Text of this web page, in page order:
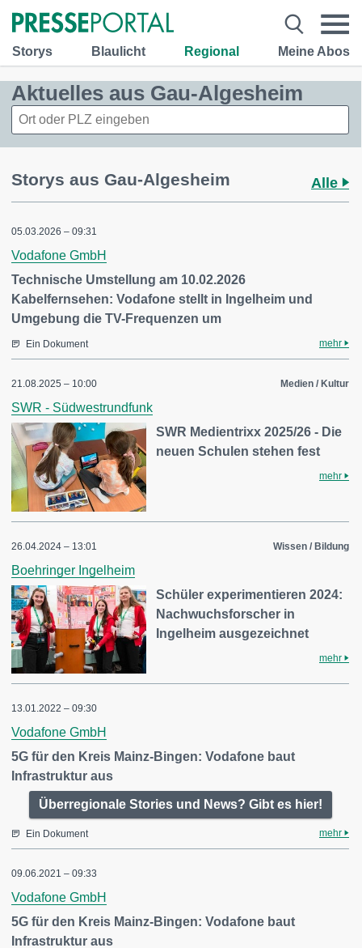
Storys Blaulicht Regional Meine Abos
Aktuelles aus Gau-Algesheim
Storys aus Gau-Algesheim Alle
05.03.2026 – 09:31
Vodafone GmbH
Technische Umstellung am 10.02.2026
Kabelfernsehen: Vodafone stellt in Ingelheim und
Umgebung die TV-Frequenzen um
Ein Dokument mehr
21.08.2025 – 10:00 Medien / Kultur
SWR - Südwestrundfunk
SWR Medientrixx 2025/26 - Die
neuen Schulen stehen fest
mehr
26.04.2024 – 13:01 Wissen / Bildung
Boehringer Ingelheim
Schüler experimentieren 2024:
Nachwuchsforscher in
Ingelheim ausgezeichnet
mehr
13.01.2022 – 09:30
Vodafone GmbH
5G für den Kreis Mainz-Bingen: Vodafone baut
Infrastruktur aus
Überregionale Stories und News? Gibt es hier!
Ein Dokument mehr
09.06.2021 – 09:33
Vodafone GmbH
5G für den Kreis Mainz-Bingen: Vodafone baut
Infrastruktur aus